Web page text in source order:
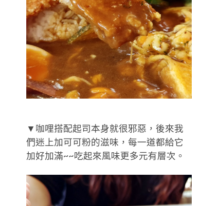
▼咖哩搭配起司本身就很邪惡，後來我
們迷上加可可粉的滋味，每一道都給它
加好加滿~~吃起來風味更多元有層次。